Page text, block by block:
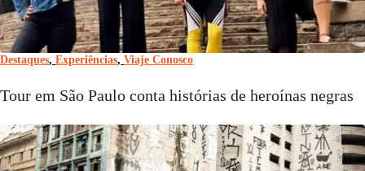
Destaques, Experiências, Viaje Conosco
Tour em São Paulo conta histórias de heroínas negras